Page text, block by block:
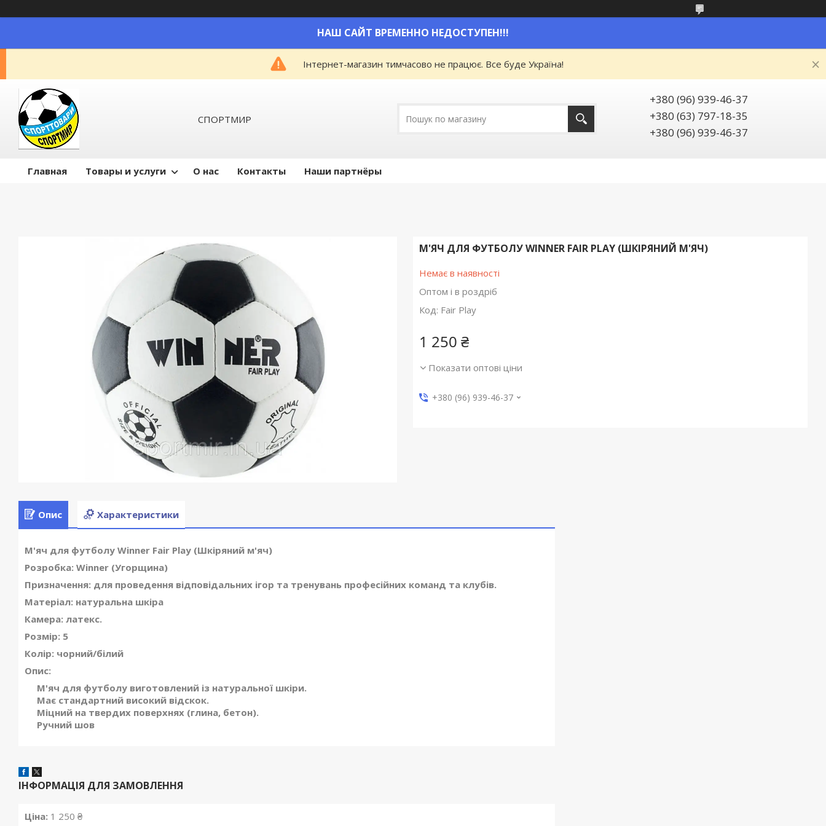
НАШ САЙТ ВРЕМЕННО НЕДОСТУПЕН!!!
Інтернет-магазин тимчасово не працює. Все буде Україна!
СПОРТМИР
+380 (96) 939-46-37
+380 (63) 797-18-35
+380 (96) 939-46-37
Главная Товары и услуги О нас Контакты Наши партнёры
М'ЯЧ ДЛЯ ФУТБОЛУ WINNER FAIR PLAY (ШКІРЯНИЙ М'ЯЧ)
Немає в наявності
Оптом і в роздріб
Код: Fair Play
1 250 ₴
Показати оптові ціни
+380 (96) 939-46-37
Опис Характеристики
М'яч для футболу Winner Fair Play (Шкіряний м'яч)
Розробка: Winner (Угорщина)
Призначення: для проведення відповідальних ігор та тренувань професійних команд та клубів.
Матеріал: натуральна шкіра
Камера: латекс.
Розмір: 5
Колір: чорний/білий
Опис:
М'яч для футболу виготовлений із натуральної шкіри.
Має стандартний високий відскок.
Міцний на твердих поверхнях (глина, бетон).
Ручний шов
ІНФОРМАЦІЯ ДЛЯ ЗАМОВЛЕННЯ
Ціна: 1 250 ₴